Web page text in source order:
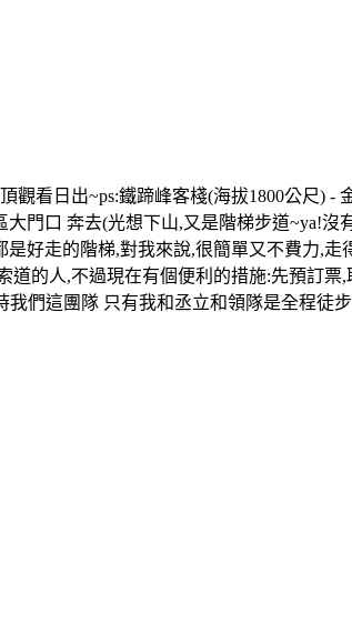
看日出~ps:鐵蹄峰客棧(海拔1800公尺) -
門口 奔去(光想下山,又是階梯步道~ya!沒
好走的階梯,對我來說,很簡單又不費力,走
的人,不過現在有個便利的措施:先預訂票
們這團隊 只有我和丞立和領隊是全程徒